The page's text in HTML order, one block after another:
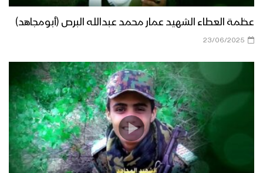
عظمة العطاء الشهيد عمار محمد عبدالله البرص (أبومجاهد)
23/06/2025